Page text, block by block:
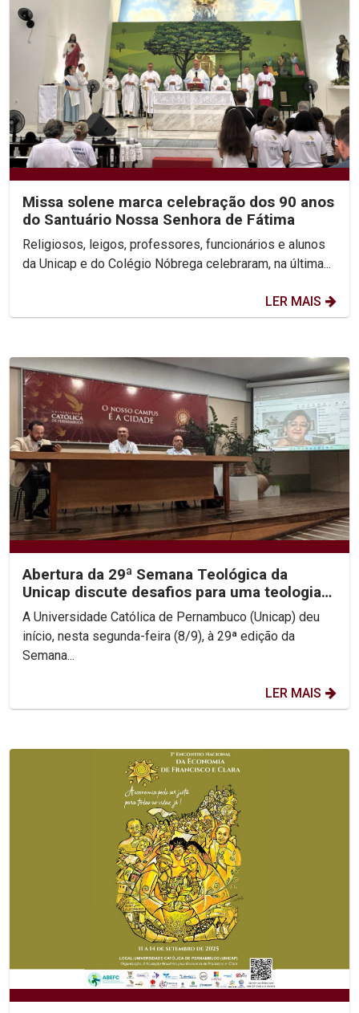
Missa solene marca celebração dos 90 anos
do Santuário Nossa Senhora de Fátima
Religiosos, leigos, professores, funcionários e alunos
da Unicap e do Colégio Nóbrega celebraram, na última...
LER MAIS
Abertura da 29ª Semana Teológica da
Unicap discute desafios para uma teologia
contemporânea
A Universidade Católica de Pernambuco (Unicap) deu
início, nesta segunda-feira (8/9), à 29ª edição da
Semana...
LER MAIS